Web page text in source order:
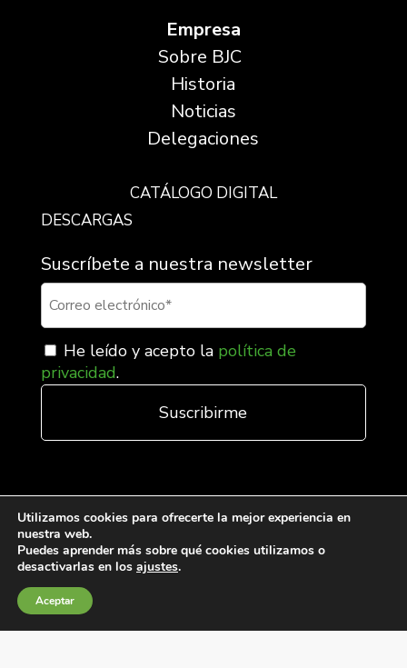
Empresa
Sobre BJC
Historia
Noticias
Delegaciones
CATÁLOGO DIGITAL
DESCARGAS
Suscríbete a nuestra newsletter
He leído y acepto la política de
privacidad.
Política de privacidad
Utilizamos cookies para ofrecerte la mejor experiencia en
nuestra web.
Puedes aprender más sobre qué cookies utilizamos o
desactivarlas en los ajustes.
Aceptar